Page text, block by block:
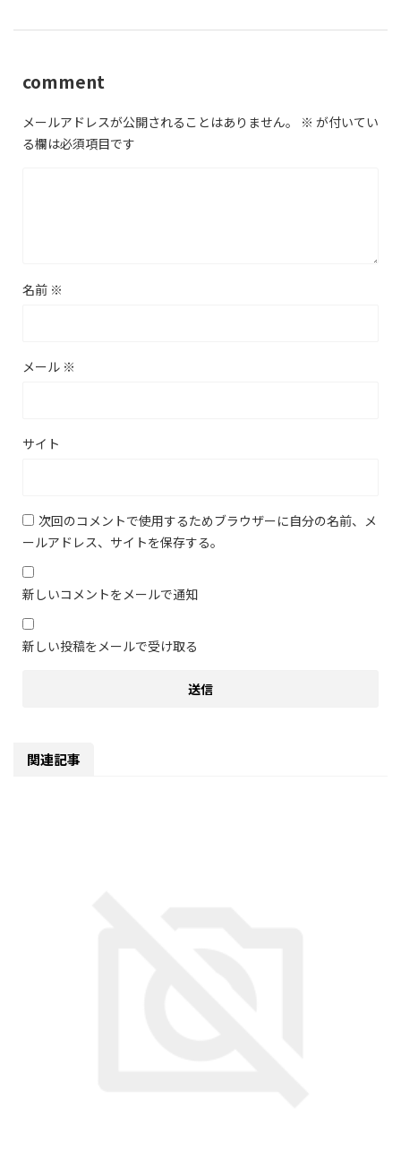
comment
メールアドレスが公開されることはありません。 ※ が付いてい
る欄は必須項目です
名前 ※
メール ※
サイト
次回のコメントで使用するためブラウザーに自分の名前、メ
ールアドレス、サイトを保存する。
新しいコメントをメールで通知
新しい投稿をメールで受け取る
関連記事